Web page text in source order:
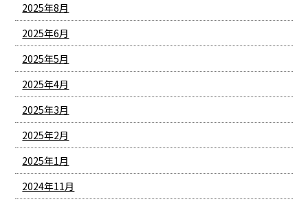
2025年8月
2025年6月
2025年5月
2025年4月
2025年3月
2025年2月
2025年1月
2024年11月